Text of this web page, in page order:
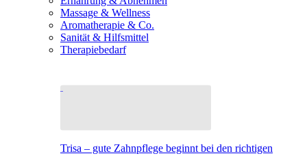
Massage & Wellness
Aromatherapie & Co.
Sanität & Hilfsmittel
Therapiebedarf
Trisa – gute Zahnpflege beginnt bei den richtigen